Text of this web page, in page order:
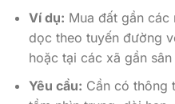
Ví dụ: Mua đất gần các
dọc theo tuyến đường
hoặc tại các xã gần
Yêu cầu: Cần có thông